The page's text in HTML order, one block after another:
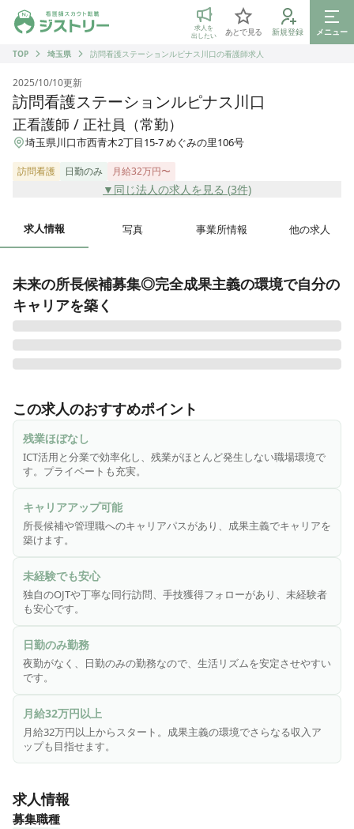
ジストリー 看護師の転職マッチング
求人を
出したい
あとで見る 新規登録
メニュー
TOP
埼玉県 訪問看護ステーションルピナス川口の看護師求人
2025/10/10更新
訪問看護ステーションルピナス川口
正看護師 / 正社員（常勤）
埼玉県川口市西青木2丁目15-7 めぐみの里106号
訪問看護 日勤のみ 月給32万円〜
▼同じ法人の求人を見る (3件)
求人情報 写真 事業所情報 他の求人
未来の所長候補募集◎完全成果主義の環境で自分の
キャリアを築く
とんど発生しない職場づくりを行っています。
現在、常勤の正看護師さんを募集しています。ルピナス独自
のOJTでの学習や丁寧に同行訪問で手技獲得までフォローでき
るで未経験の方も歓迎します。
主任や課長・管理職へのキャリアアップも叶う職場です。
成長したい方はぜひご応募ください！
この求人のおすすめポイント
残業ほぼなし
ICT活用と分業で効率化し、残業がほとんど発生しない職場環境で
す。プライベートも充実。
キャリアアップ可能
所長候補や管理職へのキャリアパスがあり、成果主義でキャリアを
築けます。
未経験でも安心
独自のOJTや丁寧な同行訪問、手技獲得フォローがあり、未経験者
も安心です。
日勤のみ勤務
夜勤がなく、日勤のみの勤務なので、生活リズムを安定させやすい
です。
月給32万円以上
月給32万円以上からスタート。成果主義の環境でさらなる収入ア
ップも目指せます。
求人情報
募集職種